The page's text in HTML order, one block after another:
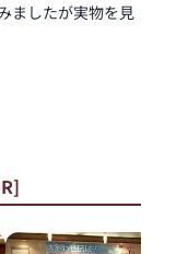
ましたが実物を見